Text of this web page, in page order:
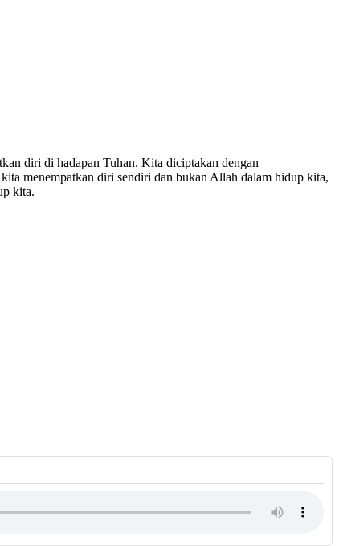
diri di hadapan Tuhan. Kita diciptakan dengan
menempatkan diri sendiri dan bukan Allah dalam hidup kita,
kita.